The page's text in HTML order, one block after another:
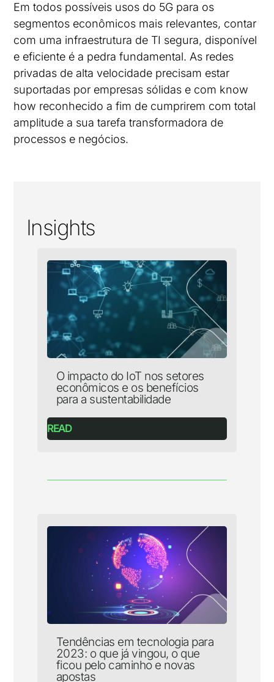
Em todos possíveis usos do 5G para os
segmentos econômicos mais relevantes, contar
com uma infraestrutura de TI segura, disponível
e eficiente é a pedra fundamental. As redes
privadas de alta velocidade precisam estar
suportadas por empresas sólidas e com know
how reconhecido a fim de cumprirem com total
amplitude a sua tarefa transformadora de
processos e negócios.
Insights
O impacto do IoT nos setores
econômicos e os benefícios
para a sustentabilidade
READ
Tendências em tecnologia para
2023: o que já vingou, o que
ficou pelo caminho e novas
apostas